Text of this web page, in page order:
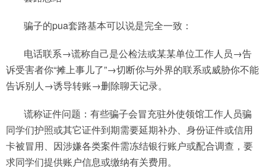
骗子的pua套路基本可以说是完全一致：
电话联系→谎称自己是公检法或某某单位工作人员→告
诉受害者你“摊上事儿了”→切断你与外界的联系或威胁你不能
告诉别人→诱导转账→删除聊天记录。
谎称证件问题：有些骗子会冒充驻外使领馆工作人员骗
同学们护照或其它证件到期需要延期补办、身份证件或信用
卡被冒用、因涉嫌各类案件需冻结银行账户或配合调查，要
求同学们提供账户信息或缴纳有关费用。